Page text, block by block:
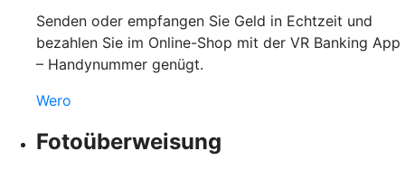
Senden oder empfangen Sie Geld in Echtzeit und
bezahlen Sie im Online-Shop mit der VR Banking App
– Handynummer genügt.
Wero
Fotoüberweisung